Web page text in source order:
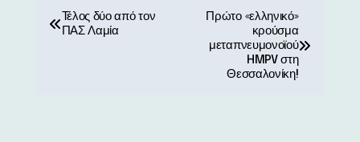
Τέλος δύο από τον
ΠΑΣ Λαμία
Πρώτο «ελληνικό»
κρούσμα
μεταπνευμονοϊού
HMPV στη
Θεσσαλονίκη!